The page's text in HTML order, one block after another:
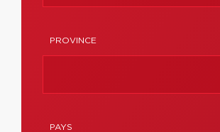
PROVINCE
PAYS